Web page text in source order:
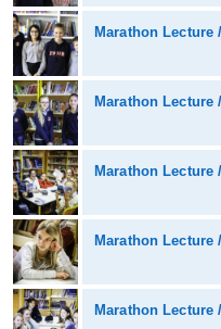
Marathon Lecture
Marathon Lecture
Marathon Lecture
Marathon Lecture
Marathon Lecture